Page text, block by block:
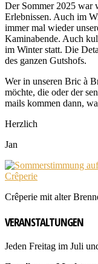
Der Sommer 2025 war
Erlebnissen. Auch im
immer mal wieder
Kaminabende. Auch
im Winter statt. Die
des ganzen Gutshofs.
Wer in unseren Bric à
möchte, die oder der
mails kommen dann,
Herzlich
Jan
Crêperie mit alter
VERANSTALTUNGEN
Jeden Freitag im Juli